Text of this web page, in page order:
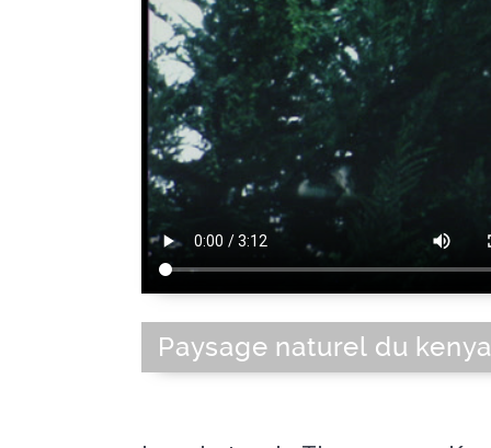
Paysage naturel du